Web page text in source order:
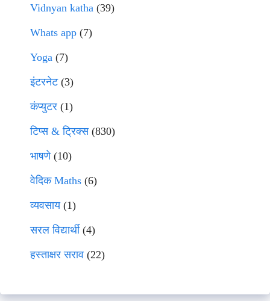
Vidnyan katha (39)
Whats app (7)
Yoga (7)
इंटरनेट(3)
कंप्युटर (1)
टिप्स & ट्रिक्स(830)
भाषणे(10)
वेदिक Maths (6)
व्यवसाय(1)
सरल विद्यार्थी(4)
हस्ताक्षर सराव (22)